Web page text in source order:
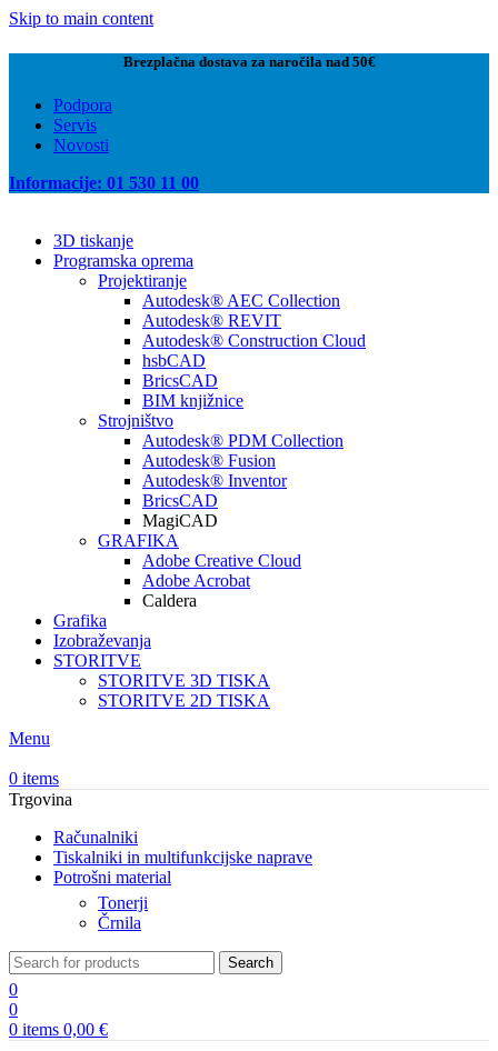
Skip to main content
Brezplačna dostava za naročila nad 50€
Podpora
Servis
Novosti
Informacije: 01 530 11 00
3D tiskanje
Programska oprema
Projektiranje
Autodesk® AEC Collection
Autodesk® REVIT
Autodesk® Construction Cloud
hsbCAD
BricsCAD
BIM knjižnice
Strojništvo
Autodesk® PDM Collection
Autodesk® Fusion
Autodesk® Inventor
BricsCAD
MagiCAD
GRAFIKA
Adobe Creative Cloud
Adobe Acrobat
Caldera
Grafika
Izobraževanja
STORITVE
STORITVE 3D TISKA
STORITVE 2D TISKA
Menu
0 items
Trgovina
Računalniki
Tiskalniki in multifunkcijske naprave
Potrošni material
Tonerji
Črnila
Search
0
0
0 items 0,00 €